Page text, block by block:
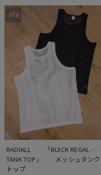
RADIALL　　「BUICK REGAL -
TANK TOP」　　メッシュタンク
トップ